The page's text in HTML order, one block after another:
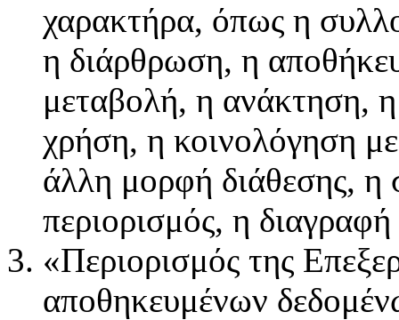
χαρακτήρα, όπως η
η διάρθρωση, η
μεταβολή, η ανάκτηση,
χρήση, η κοινολόγηση
άλλη μορφή διάθεσης, η
περιορισμός, η
«Περιορισμός της
αποθηκευμένων